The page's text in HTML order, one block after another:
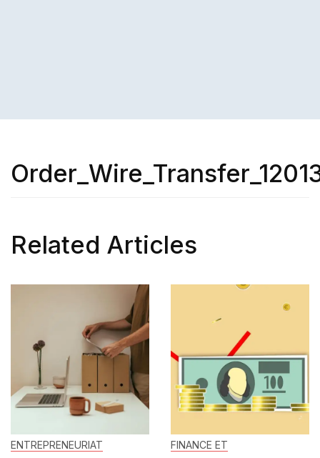
Related Articles
ENTREPRENEURIAT
FINANCE ET